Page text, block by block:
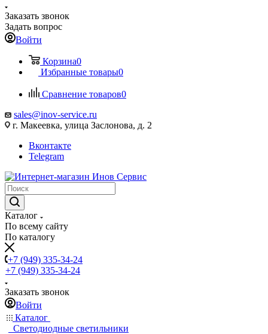
Заказать звонок
Задать вопрос
Войти
Корзина0
Избранные товары0
Сравнение товаров0
sales@inov-service.ru
г. Макеевка, улица Заслонова, д. 2
Вконтакте
Telegram
Каталог
По всему сайту
По каталогу
+7 (949) 335-34-24
+7 (949) 335-34-24
Заказать звонок
Войти
Каталог
Светодиодные светильники